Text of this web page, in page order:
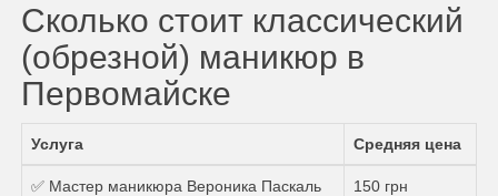
Сколько стоит классический
(обрезной) маникюр в
Первомайске
Услуга Средняя цена
✅ Мастер маникюра Вероника Паскаль 150 грн